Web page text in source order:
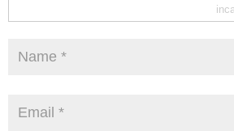
inca